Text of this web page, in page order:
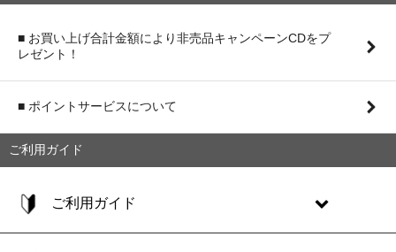
■ お買い上げ合計金額により非売品キャンペーンCDをプ
レゼント！
■ ポイントサービスについて
ご利用ガイド
ご利用ガイド